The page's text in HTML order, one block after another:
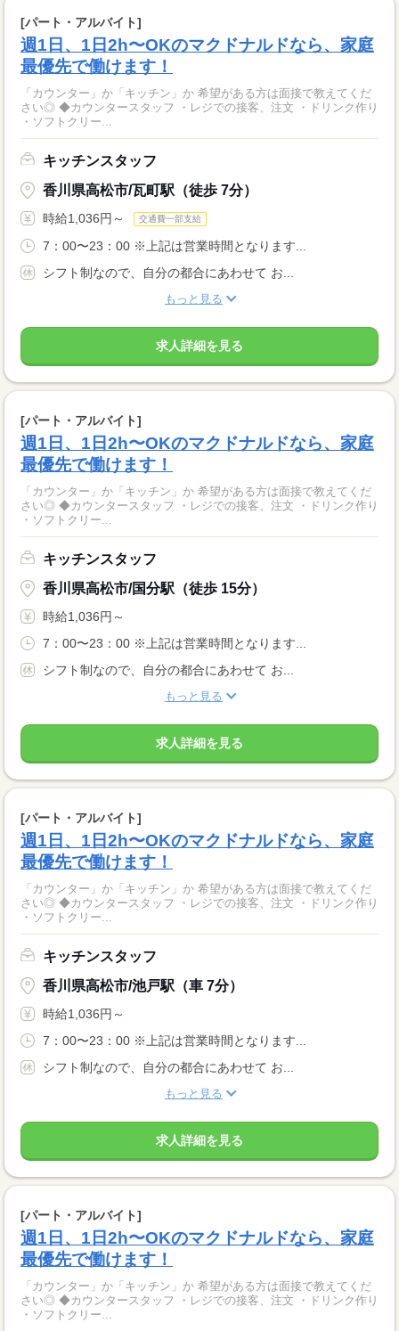
[パート・アルバイト]
週1日、1日2h〜OKのマクドナルドなら、家庭
最優先で働けます！
「カウンター」か「キッチン」か 希望がある方は面接で教えてくだ
さい◎ ◆カウンタースタッフ ・レジでの接客、注文 ・ドリンク作り
・ソフトクリー...
キッチンスタッフ
香川県高松市/瓦町駅（徒歩 7分）
時給1,036円～ 交通費一部支給
7：00〜23：00 ※上記は営業時間となります...
シフト制なので、自分の都合にあわせて お...
もっと見る
求人詳細を見る
[パート・アルバイト]
週1日、1日2h〜OKのマクドナルドなら、家庭
最優先で働けます！
「カウンター」か「キッチン」か 希望がある方は面接で教えてくだ
さい◎ ◆カウンタースタッフ ・レジでの接客、注文 ・ドリンク作り
・ソフトクリー...
キッチンスタッフ
香川県高松市/国分駅（徒歩 15分）
時給1,036円～
7：00〜23：00 ※上記は営業時間となります...
シフト制なので、自分の都合にあわせて お...
もっと見る
求人詳細を見る
[パート・アルバイト]
週1日、1日2h〜OKのマクドナルドなら、家庭
最優先で働けます！
「カウンター」か「キッチン」か 希望がある方は面接で教えてくだ
さい◎ ◆カウンタースタッフ ・レジでの接客、注文 ・ドリンク作り
・ソフトクリー...
キッチンスタッフ
香川県高松市/池戸駅（車 7分）
時給1,036円～
7：00〜23：00 ※上記は営業時間となります...
シフト制なので、自分の都合にあわせて お...
もっと見る
求人詳細を見る
[パート・アルバイト]
週1日、1日2h〜OKのマクドナルドなら、家庭
最優先で働けます！
「カウンター」か「キッチン」か 希望がある方は面接で教えてくだ
さい◎ ◆カウンタースタッフ ・レジでの接客、注文 ・ドリンク作り
・ソフトクリー...